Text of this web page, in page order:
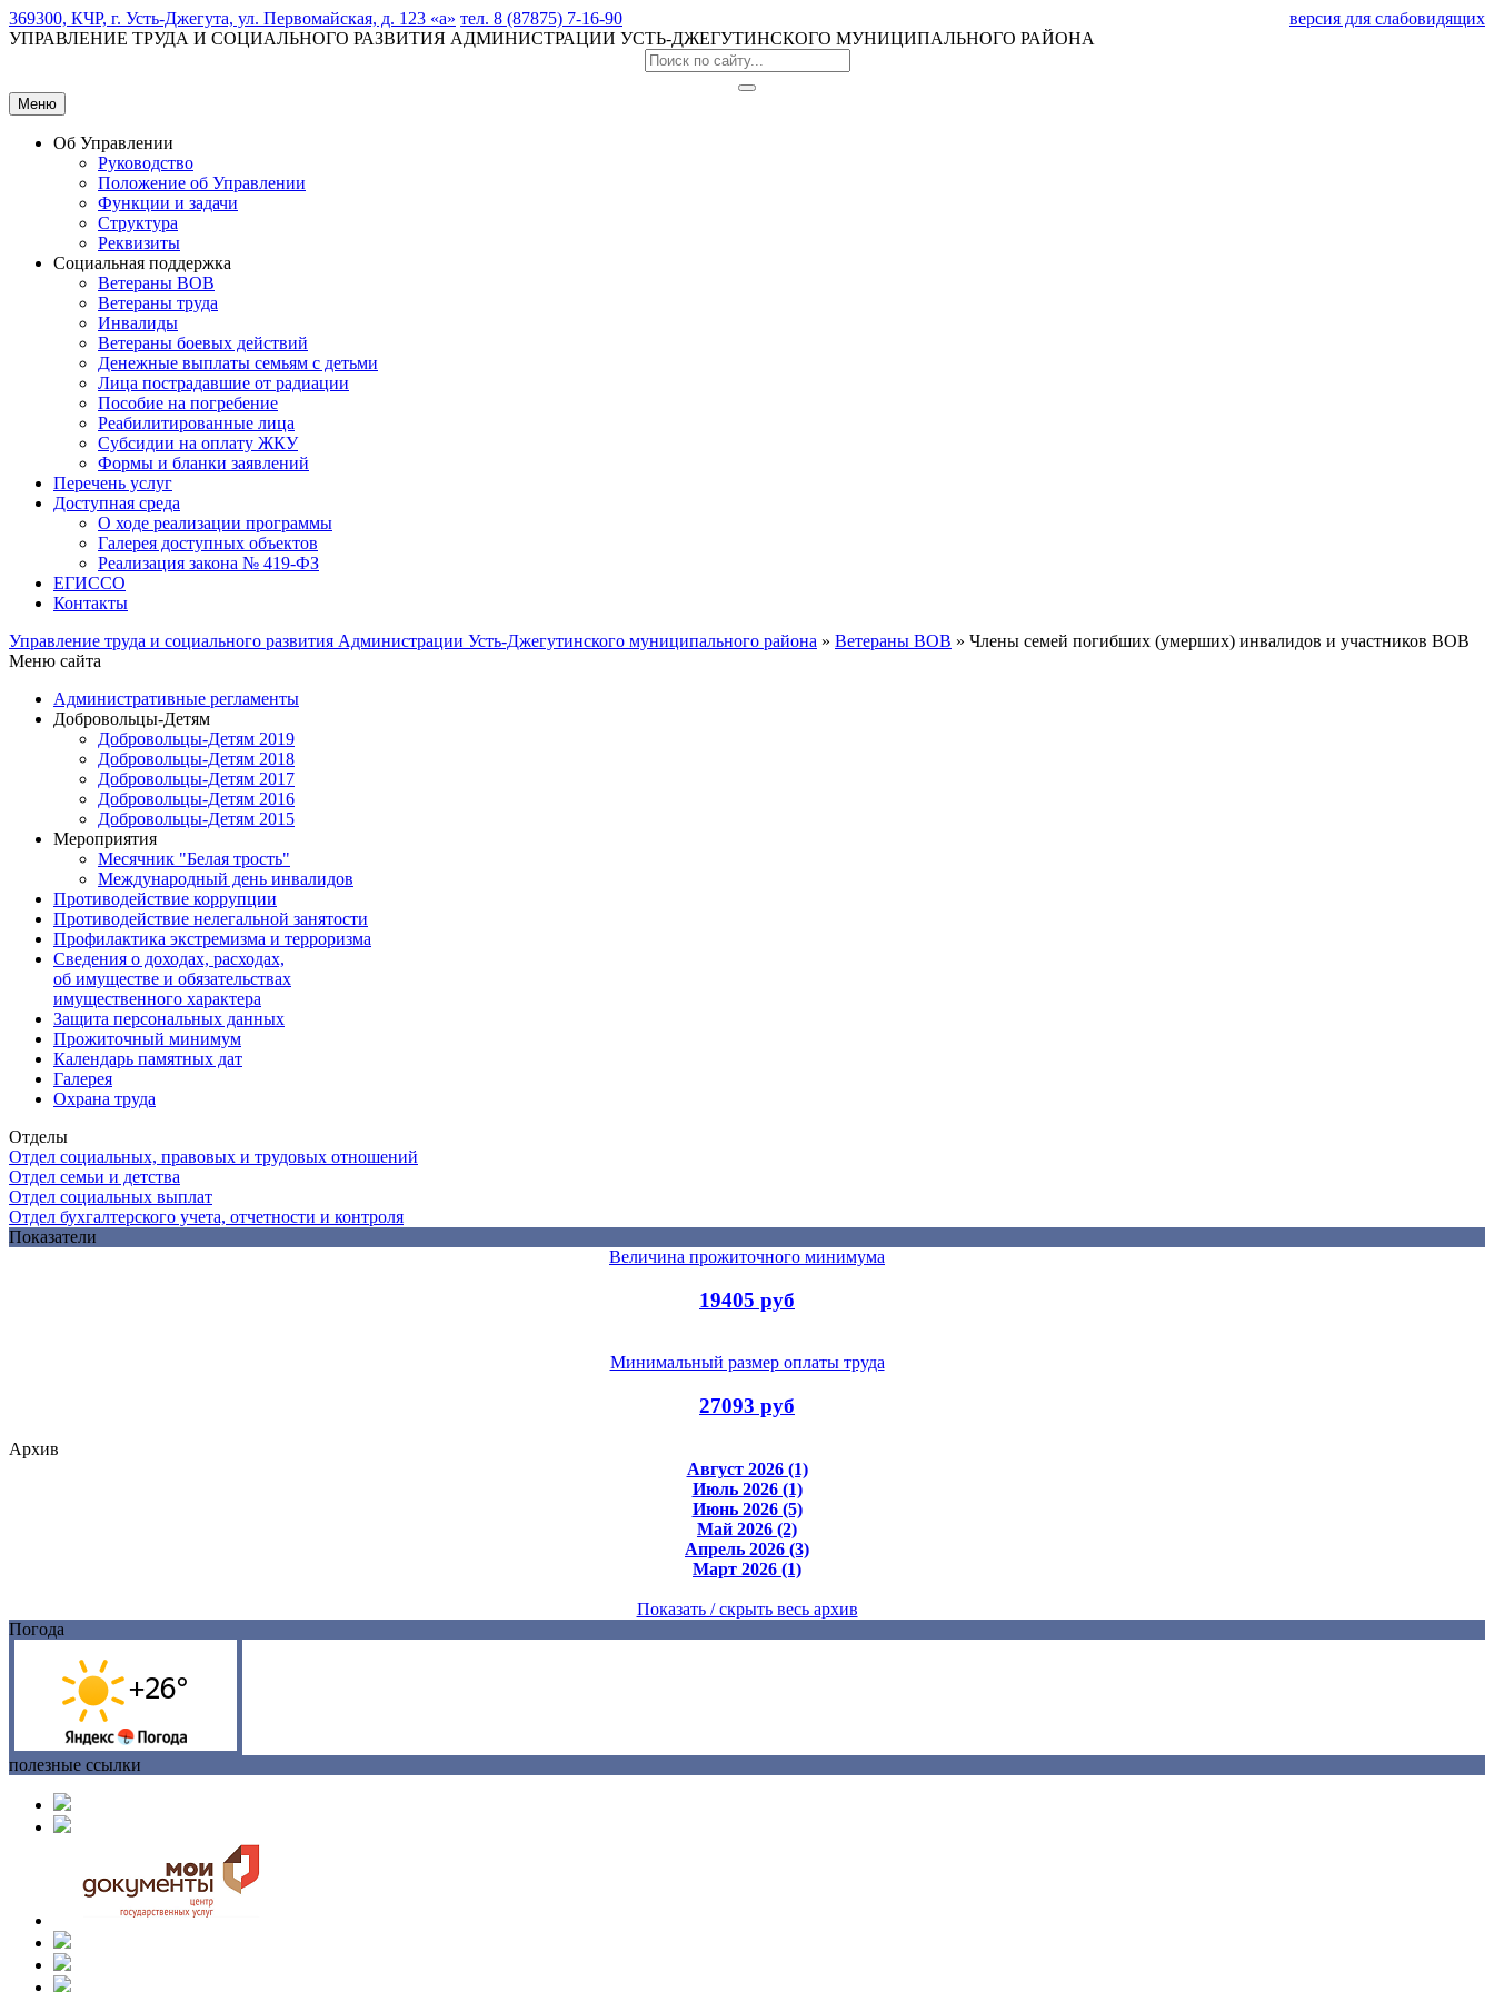
369300, КЧР, г. Усть-Джегута, ул. Первомайская, д. 123 «а» тел. 8 (87875) 7-16-90
версия для слабовидящих
УПРАВЛЕНИЕ ТРУДА И СОЦИАЛЬНОГО РАЗВИТИЯ АДМИНИСТРАЦИИ УСТЬ-ДЖЕГУТИНСКОГО МУНИЦИПАЛЬНОГО РАЙОНА
Меню
Об Управлении
Руководство
Положение об Управлении
Функции и задачи
Структура
Реквизиты
Социальная поддержка
Ветераны ВОВ
Ветераны труда
Инвалиды
Ветераны боевых действий
Денежные выплаты семьям с детьми
Лица пострадавшие от радиации
Пособие на погребение
Реабилитированные лица
Субсидии на оплату ЖКУ
Формы и бланки заявлений
Перечень услуг
Доступная среда
О ходе реализации программы
Галерея доступных объектов
Реализация закона № 419-ФЗ
ЕГИСCО
Контакты
Управление труда и социального развития Администрации Усть-Джегутинского муниципального района » Ветераны ВОВ » Члены семей погибших (умерших) инвалидов и участников ВОВ
Меню сайта
Административные регламенты
Добровольцы-Детям
Добровольцы-Детям 2019
Добровольцы-Детям 2018
Добровольцы-Детям 2017
Добровольцы-Детям 2016
Добровольцы-Детям 2015
Мероприятия
Месячник "Белая трость"
Международный день инвалидов
Противодействие коррупции
Противодействие нелегальной занятости
Профилактика экстремизма и терроризма
Сведения о доходах, расходах,
об имуществе и обязательствах
имущественного характера
Защита персональных данных
Прожиточный минимум
Календарь памятных дат
Галерея
Охрана труда
Отделы
Отдел социальных, правовых и трудовых отношений
Отдел семьи и детства
Отдел социальных выплат
Отдел бухгалтерского учета, отчетности и контроля
Показатели
Величина прожиточного минимума
19405 руб
Минимальный размер оплаты труда
27093 руб
Архив
Август 2026 (1)
Июль 2026 (1)
Июнь 2026 (5)
Май 2026 (2)
Апрель 2026 (3)
Март 2026 (1)
Показать / скрыть весь архив
Погода
полезные ссылки